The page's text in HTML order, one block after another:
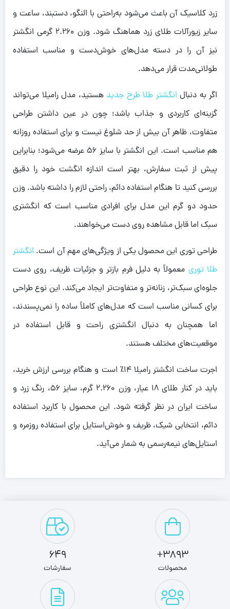
زرد کلاسیک آن باعث می‌شود به‌راحتی با النگو، دستبند، ساعت و
سایر زیورآلات طلای زرد هماهنگ شود. وزن ۲.۲۶۰ گرمی انگشتر
نیز آن را در دسته مدل‌های خوش‌دست و مناسب استفاده
طولانی‌مدت قرار می‌دهد.
اگر به دنبال انگشتر طلا طرح جدید هستید، مدل رامیلا می‌تواند
گزینه‌ای کاربردی و جذاب باشد؛ چون در عین داشتن طراحی
متفاوت، ظاهر آن بیش از حد شلوغ نیست و برای استفاده روزانه
هم مناسب است. این انگشتر با سایز ۵۶ عرضه می‌شود؛ بنابراین
پیش از ثبت سفارش، بهتر است اندازه انگشت خود را دقیق
بررسی کنید تا هنگام استفاده دائم، راحتی لازم را داشته باشد. وزن
حدود دو گرم این مدل برای افرادی مناسب است که انگشتری
سبک اما قابل مشاهده روی دست می‌خواهند.
طراحی توری این محصول یکی از ویژگی‌های مهم آن است. انگشتر
طلا توری معمولاً به دلیل فرم بازتر و جزئیات ظریف، روی دست
جلوه‌ای سبک‌تر، زنانه‌تر و متفاوت‌تر ایجاد می‌کند. این نوع طراحی
برای کسانی مناسب است که مدل‌های کاملاً ساده را نمی‌پسندند،
اما همچنان به دنبال انگشتری راحت و قابل استفاده در
موقعیت‌های مختلف هستند.
اجرت ساخت انگشتر رامیلا ۱۴٪ است و هنگام بررسی ارزش خرید،
باید در کنار طلای ۱۸ عیار، وزن ۲.۲۶۰ گرم، سایز ۵۶، رنگ زرد و
ساخت ایران در نظر گرفته شود. این محصول با کاربرد استفاده
دائم، انتخابی شیک، ظریف و خوش‌استایل برای استفاده روزمره و
استایل‌های نیمه‌رسمی به شمار می‌آید.
3893+
محصولات
649
سفارشات